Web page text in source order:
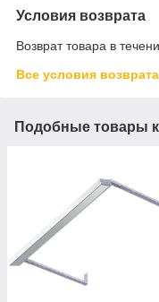
Условия возврата
Возврат товара в
Все условия возврата
Подобные товары